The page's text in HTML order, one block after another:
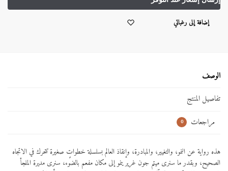
إضافة إلى رغباتي
الوصف
تفاصيل المنتج
مراجعات
0
هذه رواية عن النمو، والتغيير، والمبادرة، وإنقاذ العالم بسلسلة خطواتٍ صغيرة تتحرك في الاتجاه
الصحيح، وبقدر ما سنرى ميتم جون غرير ينمو إلى مكان مفعم بالضوء، سنرى مديرة الملجأ